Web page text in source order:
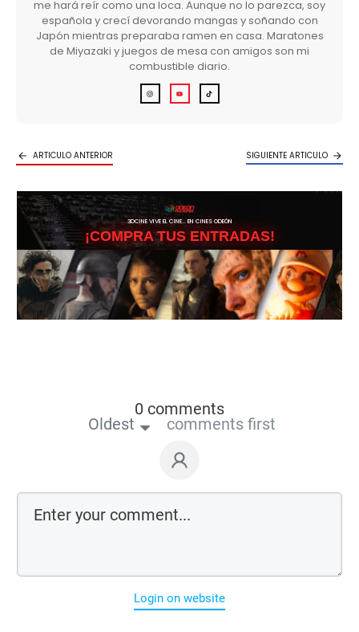
me hará reír como una loca. Aunque no lo parezca, soy
española y crecí devorando mangas y soñando con
Japón mientras preparaba ramen en casa. Maratones
de Miyazaki y juegos de mesa con amigos son mi
combustible diario.
ARTICULO ANTERIOR SIGUIENTE ARTICULO
3DCINE VIVE EL CINE… EN CINES ODEÓN
¡COMPRA TUS ENTRADAS!
0 comments
Oldest comments first
Login on website